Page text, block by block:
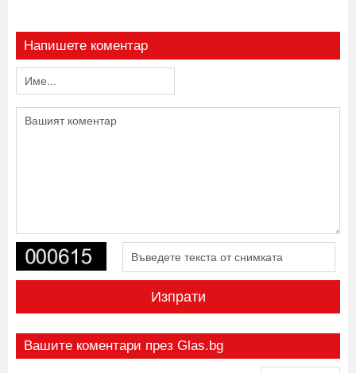
Напишете коментар
Изпрати
Вашите коментари през Glas.bg